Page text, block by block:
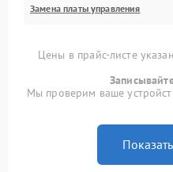
Замена платы управления
Цены в прайс-листе
Мы проверим ваше